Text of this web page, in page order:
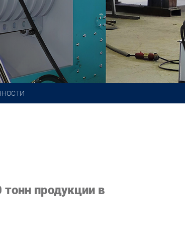
продукции в